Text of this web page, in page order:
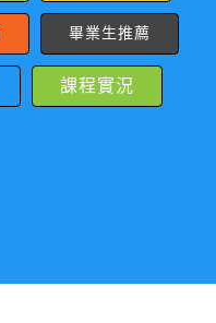
畢業生推薦
課程實況